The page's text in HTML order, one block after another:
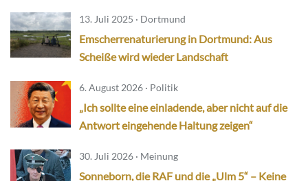
13. Juli 2025 · Dortmund
Emscherrenaturierung in Dortmund: Aus
Scheiße wird wieder Landschaft
6. August 2026 · Politik
„Ich sollte eine einladende, aber nicht auf die
Antwort eingehende Haltung zeigen“
30. Juli 2026 · Meinung
Sonneborn, die RAF und die „Ulm 5“ – Keine